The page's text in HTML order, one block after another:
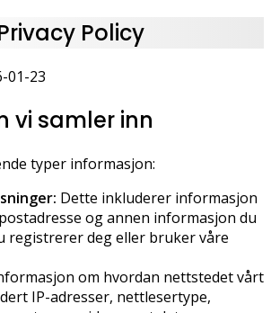
Policy
01-23
vi samler inn
typer informasjon:
Dette inkluderer informasjon
og annen informasjon du
registrerer deg eller bruker våre
om hvordan nettstedet vårt
IP-adresser, nettlesertype,